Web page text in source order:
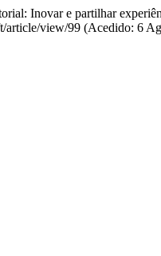
Inovar e partilhar
article/view/99 (Acedido: 6